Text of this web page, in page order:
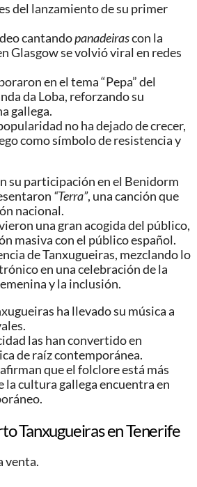
del lanzamiento de su primer
cantandopanadeirascon la
Glasgow se volvió viral en redes
en el tema “Pepa” del
da Loba, reforzando su
gallega.
no ha dejado de crecer,
como símbolo de resistencia y
su participación en el Benidorm
“Terra”, una canción que
nacional.
una gran acogida del público,
masiva con el público español.
de Tanxugueiras, mezclando lo
en una celebración de la
y la inclusión.
ha llevado su música a
las han convertido en
de raíz contemporánea.
que el folclore está más
la cultura gallega encuentra en
Tanxugueiras en Tenerife
venta.